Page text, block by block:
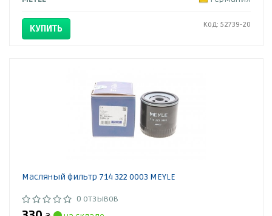
КУПИТЬ Код: 52739-20
Масляный фильтр 714 322 0003 MEYLE
0 отзывов